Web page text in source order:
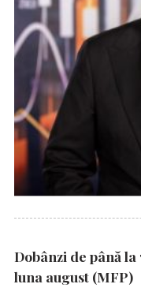
Dobânzi de până
luna august (MFP)